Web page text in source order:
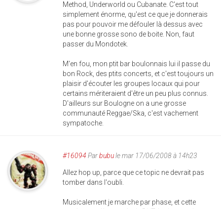
Method, Underworld ou Cubanate. C'est tout
simplement énorme, qu'est ce que je donnerais
pas pour pouvoir me défouler là dessus avec
une bonne grosse sono de boite. Non, faut
passer du Mondotek.
M'en fou, mon ptit bar boulonnais lui il passe du
bon Rock, des ptits concerts, et c'est toujours un
plaisir d'écouter les groupes locaux qui pour
certains mériteraient d'être un peu plus connus.
D'ailleurs sur Boulogne on a une grosse
communauté Reggae/Ska, c'est vachement
sympatoche.
#16094 Parbubule mar 17/06/2008 à 14h23
Allez hop up, parce que ce topic ne devrait pas
tomber dans l'oubli.
Musicalement je marche par phase, et cette